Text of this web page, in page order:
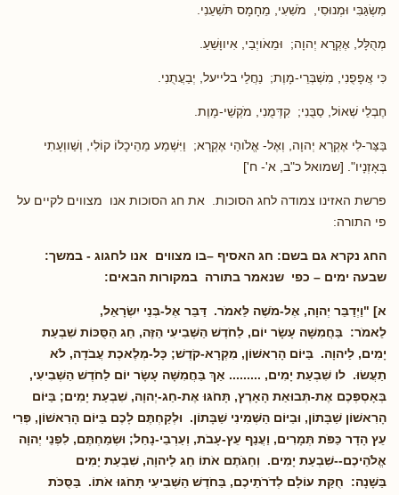
מִשְׂגַּבִּי וּמְנוּסִי, מֹשִׁעִי, מֵחָמָס תֹּשִׁעֵנִי.
מְהֻלָּל, אֶקְרָא יְהוָה; וּמֵאֹויְבַי, אִיווָּשֵׁעַ.
כִּי אֲפָפֻנִי, מִשְׁבְּרֵי-מָוֶת; נַחֲלֵי בלייעל, יְבַעֲתֻנִי.
חֶבְלֵי שְׁאוֹל, סַבֻּנִי; קִדְּמֻנִי, מֹקְשֵׁי-מָוֶת.
בַּצַּר-לִי אֶקְרָא יְהוָה, וְאֶל- אֱלֹוהַי אֶקְרָא; וַיִּשְׁמַע מֵהֵיכָלוֹ קוֹלִי, וְשַׁווְעָתִי
בְּאָזְנָיו". [שמואל כ"ב, א'- ח']
פרשת האזינו צמודה לחג הסוכות. את חג הסוכות אנו מצווים לקיים על
פי התורה:
החג נקרא גם בשם: חג האסיף –בו מצווים אנו לחגוג - במשך:
שבעה ימים – כפי שנאמר בתורה במקורות הבאים:
א] "וַיְדַבֵּר יְהוָה, אֶל-מֹשֶׁה לֵּאמֹר. דַּבֵּר אֶל-בְּנֵי יִשְׂרָאֵל,
לֵאמֹר: בַּחֲמִשָּׁה עָשָׂר יוֹם, לַחֹדֶשׁ הַשְּׁבִיעִי הַזֶּה, חַג הַסֻּכּוֹת שִׁבְעַת
יָמִים, לַיהוָה. בַּיּוֹם הָרִאשׁוֹן, מִקְרָא-קֹדֶשׁ; כָּל-מְלֶאכֶת עֲבֹדָה, לֹא
תַעֲשׂוּ. לו שִׁבְעַת יָמִים, ......... אַךְ בַּחֲמִשָּׁה עָשָׂר יוֹם לַחֹדֶשׁ הַשְּׁבִיעִי,
בְּאָסְפְּכֶם אֶת-תְּבוּאַת הָאָרֶץ, תָּחֹגּוּ אֶת-חַג-יְהוָה, שִׁבְעַת יָמִים; בַּיּוֹם
הָרִאשׁוֹן שַׁבָּתוֹן, וּבַיּוֹם הַשְּׁמִינִי שַׁבָּתוֹן. וּלְקַחְתֶּם לָכֶם בַּיּוֹם הָרִאשׁוֹן, פְּרִי
עֵץ הָדָר כַּפֹּת תְּמָרִים, וַעֲנַף עֵץ-עָבֹת, וְעַרְבֵי-נָחַל; וּשְׂמַחְתֶּם, לִפְנֵי יְהוָה
אֱלֹהֵיכֶם--שִׁבְעַת יָמִים. וְחַגֹּתֶם אֹתוֹ חַג לַיהוָה, שִׁבְעַת יָמִים
בַּשָּׁנָה: חֻקַּת עוֹלָם לְדֹרֹתֵיכֶם, בַּחֹדֶשׁ הַשְּׁבִיעִי תָּחֹגּוּ אֹתוֹ. בַּסֻּכֹּת